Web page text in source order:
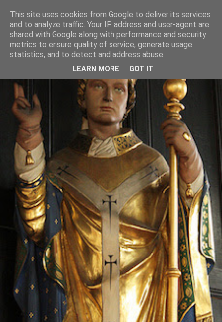
This site uses cookies from Google to deliver its services
and to analyze traffic. Your IP address and user-agent are
shared with Google along with performance and security
metrics to ensure quality of service, generate usage
statistics, and to detect and address abuse.
LEARN MORE GOT IT